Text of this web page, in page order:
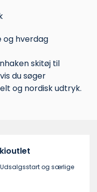
og hverdag
skitøj til
du søger
og nordisk udtryk.
Udsalgsstart og særlige